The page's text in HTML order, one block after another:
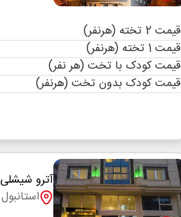
قیمت 2 تخته (هرنفر)
قیمت 1 تخته (هرنفر)
قیمت کودک با تخت (هر نفر)
قیمت کودک بدون تخت (هرنفر)
آترو شیشلی
استانبول